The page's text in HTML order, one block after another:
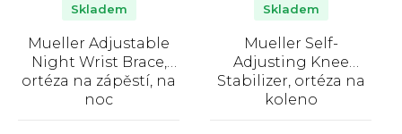
Mueller Adjustable
Night Wrist Brace,
ortéza na zápěstí, na
noc
Skladem
Mueller Self-
Adjusting Knee
Stabilizer, ortéza na
koleno
Skladem